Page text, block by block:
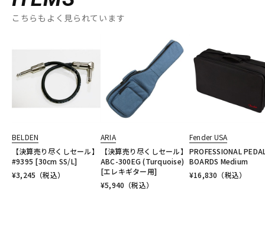
こちらもよく見られています
BELDEN
【決算売り尽くしセール】
#9395 [30cm SS/L]
¥3,245 （税込）
ARIA
【決算売り尽くしセール】
ABC-300EG (Turquoise)
[エレキギター用]
¥5,940 （税込）
Fender USA
PROFESSIONAL
BOARDS Medium
¥16,830 （税込）